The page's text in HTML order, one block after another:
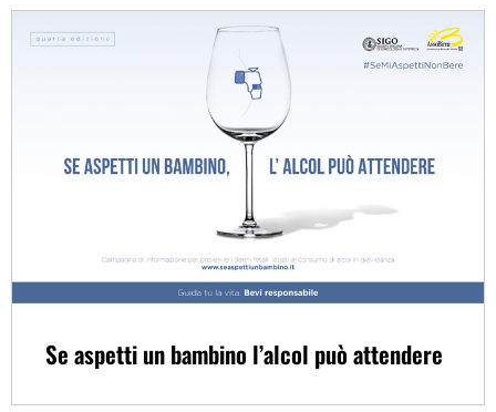
Se aspetti un bambino l’alcol può attendere